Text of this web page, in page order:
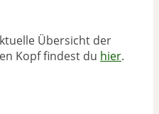
Übersicht der
Kopf findest du hier.